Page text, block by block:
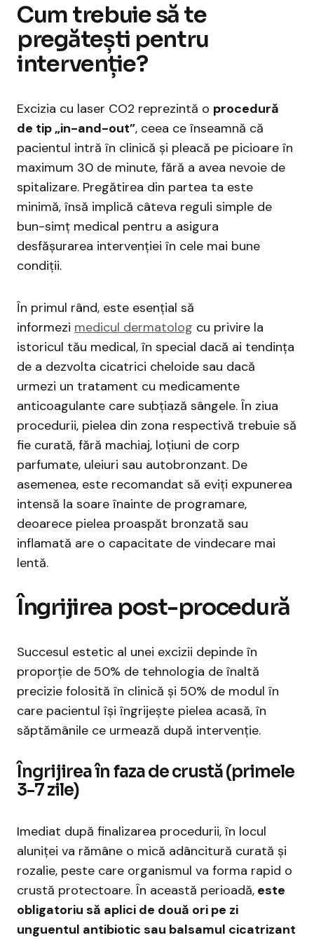
Cum trebuie să te
pregătești pentru
intervenție?
Excizia cu laser CO2 reprezintă o procedură
de tip „in-and-out”, ceea ce înseamnă că
pacientul intră în clinică și pleacă pe picioare în
maximum 30 de minute, fără a avea nevoie de
spitalizare. Pregătirea din partea ta este
minimă, însă implică câteva reguli simple de
bun-simț medical pentru a asigura
desfășurarea intervenției în cele mai bune
condiții.
În primul rând, este esențial să
informezi medicul dermatolog cu privire la
istoricul tău medical, în special dacă ai tendința
de a dezvolta cicatrici cheloide sau dacă
urmezi un tratament cu medicamente
anticoagulante care subțiază sângele. În ziua
procedurii, pielea din zona respectivă trebuie să
fie curată, fără machiaj, loțiuni de corp
parfumate, uleiuri sau autobronzant. De
asemenea, este recomandat să eviți expunerea
intensă la soare înainte de programare,
deoarece pielea proaspăt bronzată sau
inflamată are o capacitate de vindecare mai
lentă.
Îngrijirea post-procedură
Succesul estetic al unei excizii depinde în
proporție de 50% de tehnologia de înaltă
precizie folosită în clinică și 50% de modul în
care pacientul își îngrijește pielea acasă, în
săptămânile ce urmează după intervenție.
Îngrijirea în faza de crustă (primele
3-7 zile)
Imediat după finalizarea procedurii, în locul
aluniței va rămâne o mică adâncitură curată și
rozalie, peste care organismul va forma rapid o
crustă protectoare. În această perioadă, este
obligatoriu să aplici de două ori pe zi
unguentul antibiotic sau balsamul cicatrizant